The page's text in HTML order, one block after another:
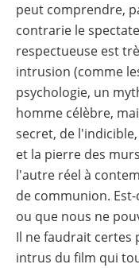
peut comprendre,
contrarie le
respectueuse est
intrusion (comme
psychologie, un
homme célèbre,
secret, de
et la pierre des
l'autre réel à
de communion.
ou que nous ne
Il ne faudrait certes
intrus du film qui